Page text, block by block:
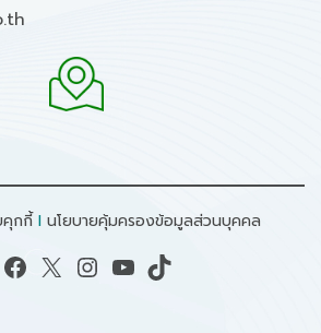
คุกกี้ I นโยบายคุ้มครองข้อมูลส่วนบุคคล
Facebook X Instagram YouTube TikTok